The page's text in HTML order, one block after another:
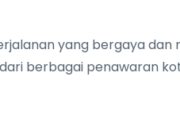
yang bergaya dan
berbagai penawaran